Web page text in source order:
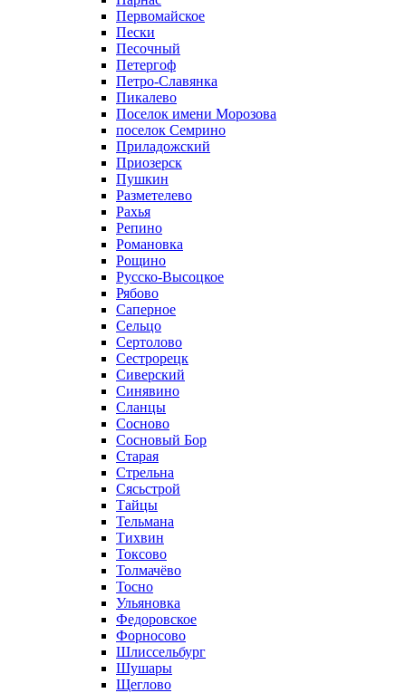
Первомайское
Пески
Песочный
Петергоф
Петро-Славянка
Пикалево
Поселок имени Морозова
поселок Семрино
Приладожский
Приозерск
Пушкин
Разметелево
Рахья
Репино
Романовка
Рощино
Русско-Высоцкое
Рябово
Саперное
Сельцо
Сертолово
Сестрорецк
Сиверский
Синявино
Сланцы
Сосново
Сосновый Бор
Старая
Стрельна
Сясьстрой
Тайцы
Тельмана
Тихвин
Токсово
Толмачёво
Тосно
Ульяновка
Федоровское
Форносово
Шлиссельбург
Шушары
Щеглово